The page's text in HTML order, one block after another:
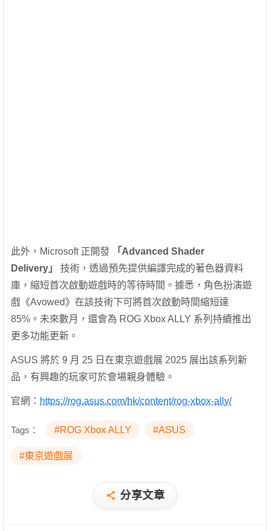
此外，Microsoft 正開發
「Advanced Shader
Delivery」
技術，透過預先提供編譯完成的著色器資料
庫，縮短首次啟動遊戲時的等待時間。據悉，角色扮演遊
戲《Avowed》在該技術下可將首次啟動時間縮短達
85%。未來數月，還會為 ROG Xbox ALLY 系列持續推出
更多功能更新。
ASUS 將於 9 月 25 日在東京遊戲展 2025 展出該系列新
品，有興趣的玩家可於會場親身體驗。
官網： https://rog.asus.com/hk/content/rog-xbox-ally/
Tags： #ROG Xbox ALLY #ASUS
#東京遊戲展
分享文章